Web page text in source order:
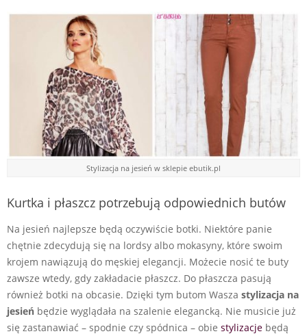
Stylizacja na jesień w sklepie ebutik.pl
Kurtka i płaszcz potrzebują odpowiednich butów
Na jesień najlepsze będą oczywiście botki. Niektóre panie
chętnie zdecydują się na lordsy albo mokasyny, które swoim
krojem nawiązują do męskiej elegancji. Możecie nosić te buty
zawsze wtedy, gdy zakładacie płaszcz. Do płaszcza pasują
również botki na obcasie. Dzięki tym butom Wasza stylizacja na
jesień będzie wyglądała na szalenie elegancką. Nie musicie już
się zastanawiać – spodnie czy spódnica – obie stylizacje będą